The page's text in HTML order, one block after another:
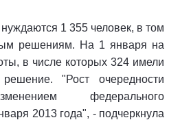
1 355 человек, в том
решениям. На 1 января на
в числе которых 324 имели
"Рост очередности
федерального
2013 года", - подчеркнула